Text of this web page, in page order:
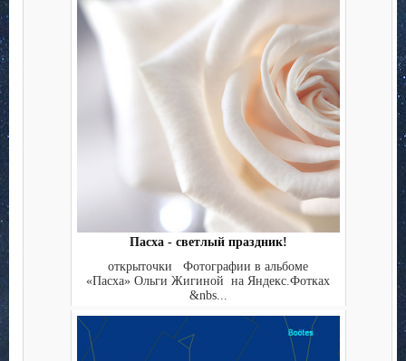
Пасха - светлый праздник!
открыточки Фотографии в альбоме
«Пасха» Ольги Жигиной на Яндекс.Фотках
&nbs...